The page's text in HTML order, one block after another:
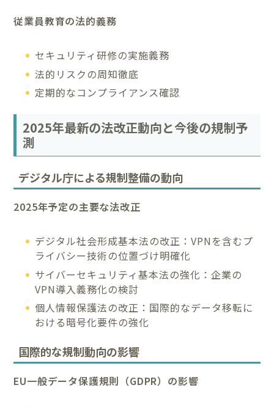
従業員教育の法的義務
セキュリティ研修の実施義務
法的リスクの周知徹底
定期的なコンプライアンス確認
2025年最新の法改正動向と今後の規制予
測
デジタル庁による規制整備の動向
2025年予定の主要な法改正
デジタル社会形成基本法の改正：VPNを含むプ
ライバシー技術の位置づけ明確化
サイバーセキュリティ基本法の強化：企業の
VPN導入義務化の検討
個人情報保護法の改正：国際的なデータ移転に
おける暗号化要件の強化
国際的な規制動向の影響
EU一般データ保護規則（GDPR）の影響